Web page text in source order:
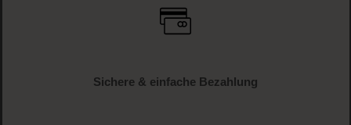
Sichere & einfache Bezahlung